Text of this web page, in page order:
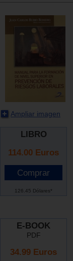
Ampliar imagen
LIBRO
114.00 Euros
126.45 Dólares*
E-BOOK
PDF
34.99 Euros